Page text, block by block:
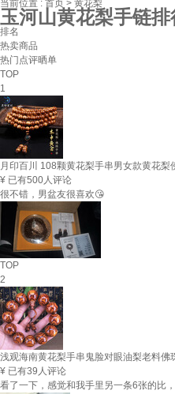
当前位置 : 首页 > 黄花梨
玉河山黄花梨手链排
排名
热卖商品
热门点评晒单
TOP
1
月印百川 108颗黄花梨手串男女款黄花
¥ 已有500人评论
很不错，男盆友很喜欢😘
TOP
2
浅观海南黄花梨手串鬼脸对眼油梨老料
¥ 已有39人评论
看了一下，感觉和我手里另一条6张的比